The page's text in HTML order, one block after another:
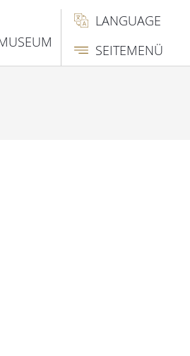
LANGUAGE
SEITEMENÜ